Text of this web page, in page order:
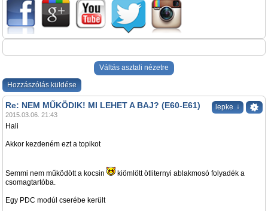
Váltás asztali nézetre
Hozzászólás küldése
lepke ↓
Re: NEM MŰKÖDIK! MI LEHET A BAJ? (E60-E61)
2015.03.06. 21:43
Hali
Akkor kezdeném ezt a topikot
Semmi nem működött a kocsin
kiömlött ötliternyi ablakmosó folyadék a
csomagtartóba.
Egy PDC modúl cserébe került